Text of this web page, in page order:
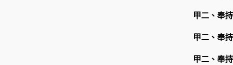
甲二、奉
甲二、奉
甲二、奉